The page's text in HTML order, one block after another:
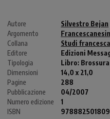
Autore
Silvestro Bejan
Argomento
Collana
Studi
Editore
Edizioni
Tipologia
Libro:
Dimensioni
14,0 x 21,0
Pagine
288
Pubblicazione
04/2007
Numero edizione
1
ISBN